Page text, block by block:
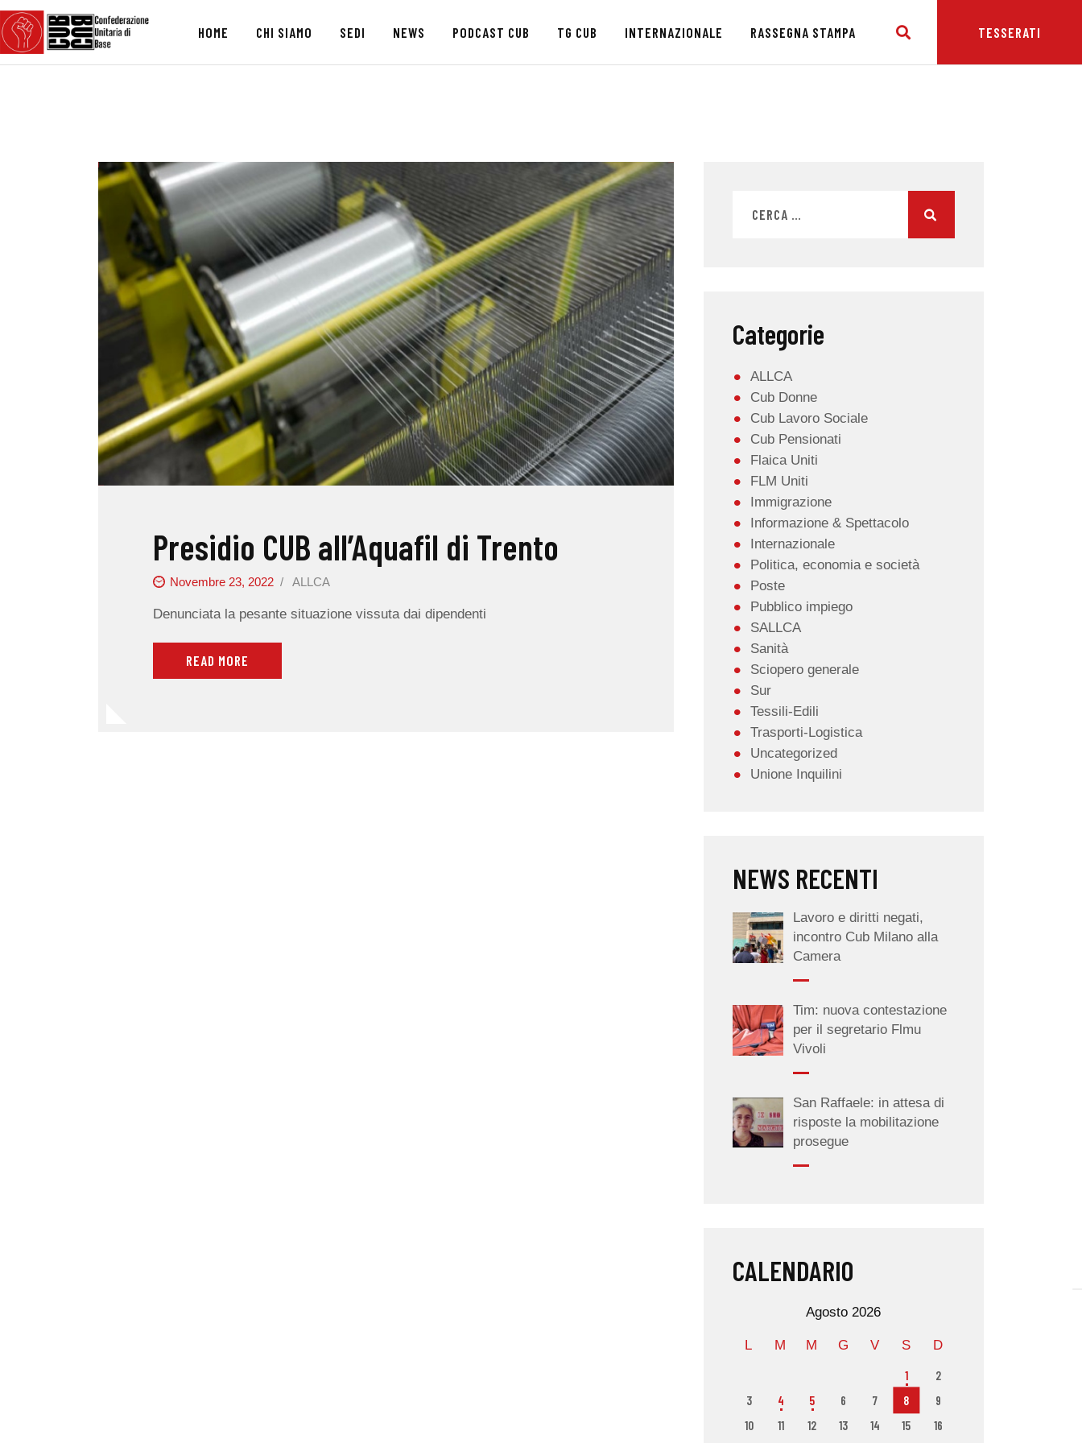
HOME CHI SIAMO SEDI NEWS PODCAST CUB TG CUB INTERNAZIONALE RASSEGNA STAMPA TESSERATI
HOME
CHI SIAMO
NEWS
PODCAST CUB
TG CUB
INTERNAZIONALE
RASSEGNA STAMPA
Presidio CUB all’Aquafil di Trento
Novembre 23, 2022 ALLCA
Denunciata la pesante situazione vissuta dai dipendenti
READ MORE
Categorie
ALLCA
Cub Donne
Cub Lavoro Sociale
Cub Pensionati
Flaica Uniti
FLM Uniti
Immigrazione
Informazione & Spettacolo
Internazionale
Politica, economia e società
Poste
Pubblico impiego
SALLCA
Sanità
Sciopero generale
Sur
Tessili-Edili
Trasporti-Logistica
Uncategorized
Unione Inquilini
NEWS RECENTI
Lavoro e diritti negati,
incontro Cub Milano alla
Camera
Tim: nuova contestazione
per il segretario Flmu
Vivoli
San Raffaele: in attesa di
risposte la mobilitazione
prosegue
CALENDARIO
Agosto 2026
L M M G V S D
1
2
3
4 5 6 7 8
9
10
11 12 13 14 15
16